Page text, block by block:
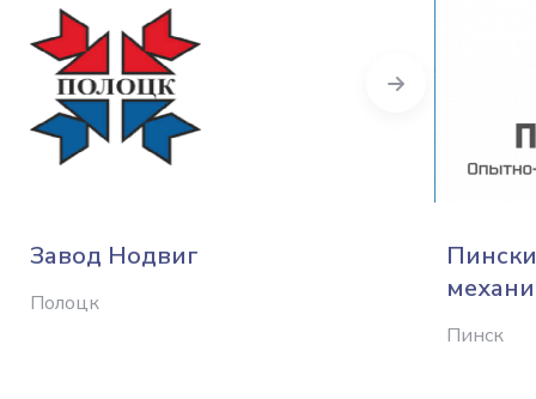
Завод Нодвиг
Полоцк
Пинск